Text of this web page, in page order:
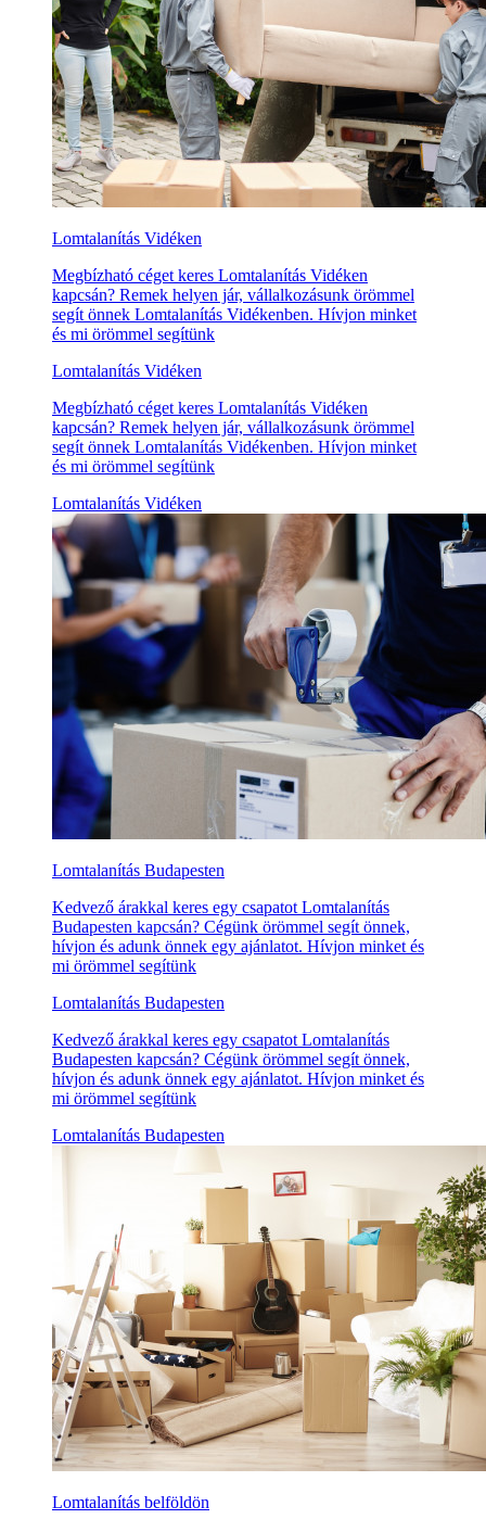
Lomtalanítás Vidéken
Megbízható céget keres Lomtalanítás Vidéken
kapcsán? Remek helyen jár, vállalkozásunk örömmel
segít önnek Lomtalanítás Vidékenben. Hívjon minket
és mi örömmel segítünk
Lomtalanítás Vidéken
Megbízható céget keres Lomtalanítás Vidéken
kapcsán? Remek helyen jár, vállalkozásunk örömmel
segít önnek Lomtalanítás Vidékenben. Hívjon minket
és mi örömmel segítünk
Lomtalanítás Vidéken
Lomtalanítás Budapesten
Kedvező árakkal keres egy csapatot Lomtalanítás
Budapesten kapcsán? Cégünk örömmel segít önnek,
hívjon és adunk önnek egy ajánlatot. Hívjon minket és
mi örömmel segítünk
Lomtalanítás Budapesten
Kedvező árakkal keres egy csapatot Lomtalanítás
Budapesten kapcsán? Cégünk örömmel segít önnek,
hívjon és adunk önnek egy ajánlatot. Hívjon minket és
mi örömmel segítünk
Lomtalanítás Budapesten
Lomtalanítás belföldön